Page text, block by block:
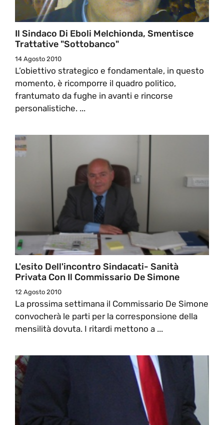
Il Sindaco Di Eboli Melchionda, Smentisce
Trattative "sottobanco"
14 Agosto 2010
L’obiettivo strategico e fondamentale, in questo
momento, è ricomporre il quadro politico,
frantumato da fughe in avanti e rincorse
personalistiche. ...
L'esito Dell'incontro Sindacati- Sanità
Privata Con Il Commissario De Simone
12 Agosto 2010
La prossima settimana il Commissario De Simone
convocherà le parti per la corresponsione della
mensilità dovuta. I ritardi mettono a ...